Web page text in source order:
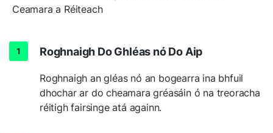
Ceamara a Réiteach
Roghnaigh Do Ghléas nó Do Aip
Roghnaigh an gléas nó an bogearra ina bhfuil
dhochar ar do cheamara gréasáin ó na treoracha
réitigh fairsinge atá againn.